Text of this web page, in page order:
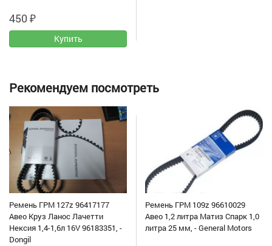
450₽
Рекомендуем посмотреть
Ремень ГРМ 127z 96417177
Авео Круз Ланос Лачетти
Нексия 1,4-1,6л 16V 96183351, -
Dongil
Ремень ГРМ 109z 96610029
Авео 1,2 литра Матиз Спарк 1,0
литра 25 мм, - General Motors